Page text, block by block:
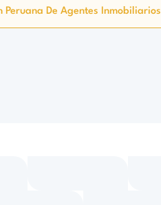
Peruana De Agentes Inmobiliarios